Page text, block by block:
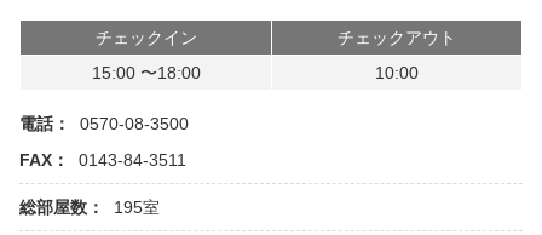
チェックイン
チェックアウト
15:00 〜18:00
10:00
電話：
0570-08-3500
FAX：
0143-84-3511
総部屋数： 195室